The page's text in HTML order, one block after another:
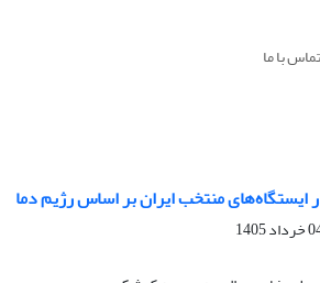
تماس با ما
ایستگاه‌های منتخب ایران بر اساس رژیم دما
1405